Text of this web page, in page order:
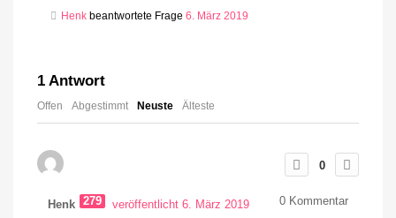
Henk beantwortete Frage 6. März 2019
1 Antwort
Offen Abgestimmt Neuste Älteste
0
Henk 279 veröffentlicht 6. März 2019 0 Kommentar